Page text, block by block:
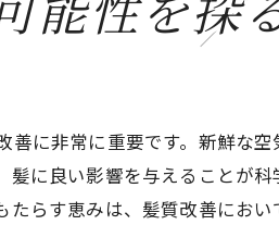
能性を探
に非常に重要です。新鮮な空
に良い影響を与えることが科
らす恵みは、髪質改善におい